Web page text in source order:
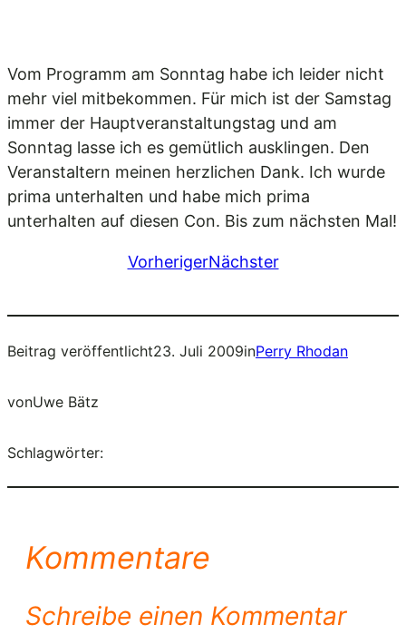
Vom Programm am Sonntag habe ich leider nicht
mehr viel mitbekommen. Für mich ist der Samstag
immer der Hauptveranstaltungstag und am
Sonntag lasse ich es gemütlich ausklingen. Den
Veranstaltern meinen herzlichen Dank. Ich wurde
prima unterhalten und habe mich prima
unterhalten auf diesen Con. Bis zum nächsten Mal!
VorherigerNächster
Beitrag veröffentlicht23. Juli 2009inPerry Rhodan
vonUwe Bätz
Schlagwörter:
Kommentare
Schreibe einen Kommentar